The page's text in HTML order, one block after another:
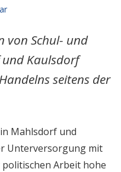
von Schul- und
Kaulsdorf
seitens der
Mahlsdorf und
Unterversorgung mit
Arbeit hohe